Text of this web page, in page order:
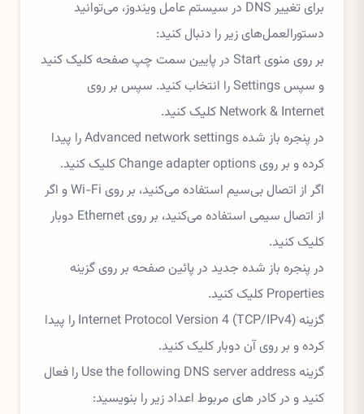
برای تغییر DNS در سیستم عامل ویندوز، می‌توانید
دستورالعمل‌های زیر را دنبال کنید:
بر روی منوی Start در پایین سمت چپ صفحه کلیک کنید
و سپس Settings را انتخاب کنید. سپس بر روی
Network & Internet کلیک کنید.
در پنجره باز شده Advanced network settings را پیدا
کرده و بر روی Change adapter options کلیک کنید.
اگر از اتصال بی‌سیم استفاده می‌کنید، بر روی Wi-Fi و اگر
از اتصال سیمی استفاده می‌کنید، بر روی Ethernet دوبار
کلیک کنید.
در پنجره باز شده جدید در پائین صفحه بر روی گزینه
Properties کلیک کنید.
گزینه Internet Protocol Version 4 (TCP/IPv4) را پیدا
کرده و بر روی آن دوبار کلیک کنید.
گزینه Use the following DNS server address را فعال
کنید و در کادر های مربوط اعداد زیر را بنویسید: